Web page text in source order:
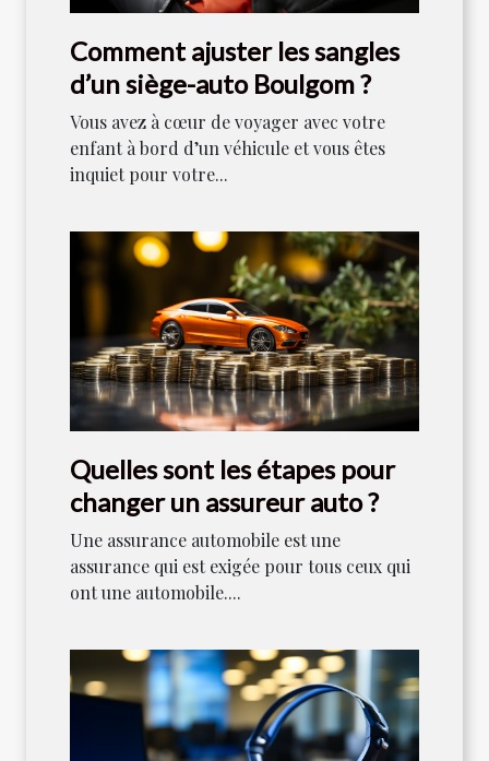
Comment ajuster les sangles
d’un siège-auto Boulgom ?
Vous avez à cœur de voyager avec votre
enfant à bord d’un véhicule et vous êtes
inquiet pour votre...
Quelles sont les étapes pour
changer un assureur auto ?
Une assurance automobile est une
assurance qui est exigée pour tous ceux qui
ont une automobile....